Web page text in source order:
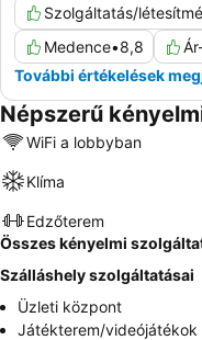
Szolgáltatás/
Medence•8,8
További értékelések
Népszerű
WiFi a lobbyban
Klíma
Edzőterem
Összes kényelmi
Szálláshely szolgáltatásai
Üzleti központ
Játékterem/videójátékok